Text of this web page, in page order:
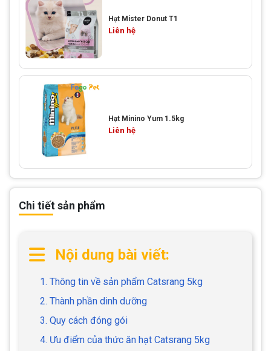
Chi tiết sản phẩm
Nội dung bài viết:
1. Thông tin về sản phẩm Catsrang 5kg
2. Thành phần dinh dưỡng
3. Quy cách đóng gói
4. Ưu điểm của thức ăn hạt Catsrang 5kg
Hạt Mister Donut T1
Liên hệ
Hạt Minino Yum 1.5kg
Liên hệ